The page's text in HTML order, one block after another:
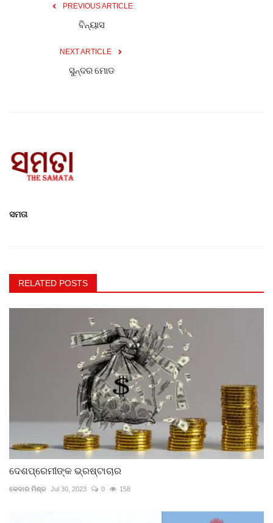
PREVIOUS ARTICLE
ବିନ୍ୟାସ
NEXT ARTICLE
ସୁନ୍ଦର ମୋଡ
ସମତା
RELATED POSTS
ଦେଶପ୍ରେମୀଙ୍କ ଭ୍ରଷ୍ଟାଚାର
କେଦାର ମିଶ୍ର Jul 30, 2023 0 158